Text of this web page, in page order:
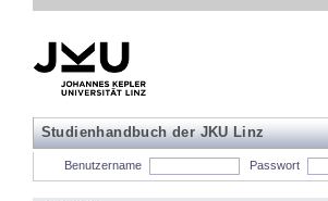
Studienhandbuch der JKU Linz
Benutzername Passwort